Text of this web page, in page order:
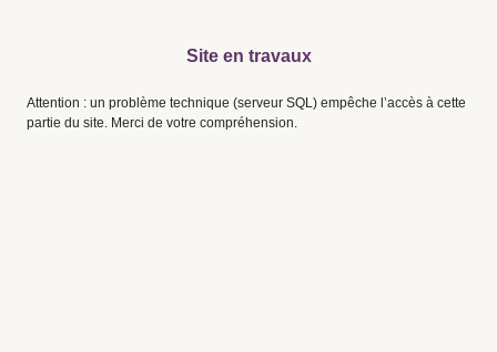
Site en travaux
Attention : un problème technique (serveur SQL) empêche l’accès à cette
partie du site. Merci de votre compréhension.